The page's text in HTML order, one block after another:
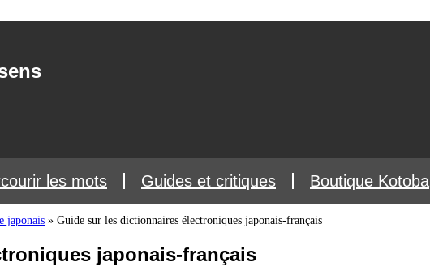
les mots Guides et critiques Boutique Kotoba
japonais » Guide sur les dictionnaires électroniques japonais-français
japonais-français